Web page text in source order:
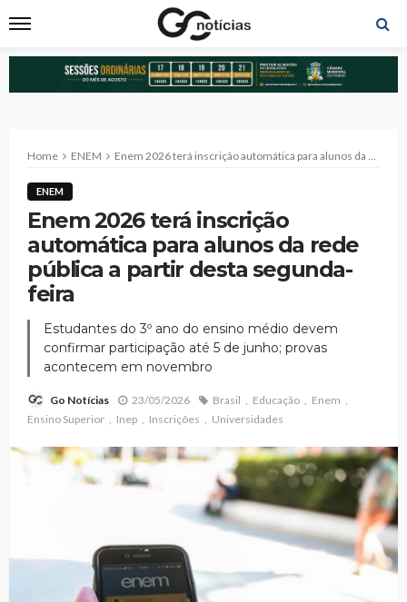
Home ENEM Enem 2026 terá inscrição automática para alunos da rede pública a partir desta segunda-feira
ENEM
Enem 2026 terá inscrição
automática para alunos da rede
pública a partir desta segunda-
feira
Estudantes do 3º ano do ensino médio devem
confirmar participação até 5 de junho; provas
acontecem em novembro
Go Notícias 23/05/2026 Brasil Educação
Enem
Ensino Superior
Inep Inscrições Universidades